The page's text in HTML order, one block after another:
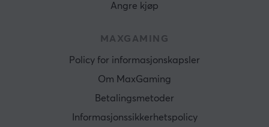
Angre kjøp
MAXGAMING
Policy for informasjonskapsler
Om MaxGaming
Betalingsmetoder
Informasjonssikkerhetspolicy